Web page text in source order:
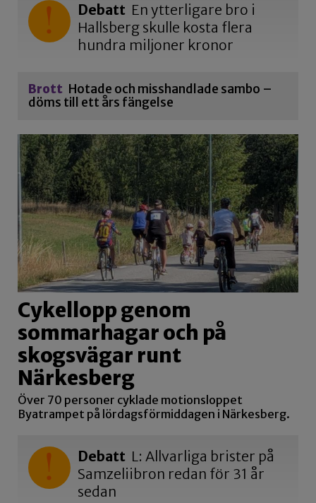
Debatt En ytterligare bro i
Hallsberg skulle kosta flera
hundra miljoner kronor
Brott Hotade och misshandlade sambo –
döms till ett års fängelse
Cykellopp genom
sommarhagar och på
skogsvägar runt
Närkesberg
Över 70 personer cyklade motionsloppet
Byatrampet på lördagsförmiddagen i Närkesberg.
Debatt L: Allvarliga brister på
Samzeliibron redan för 31 år
sedan